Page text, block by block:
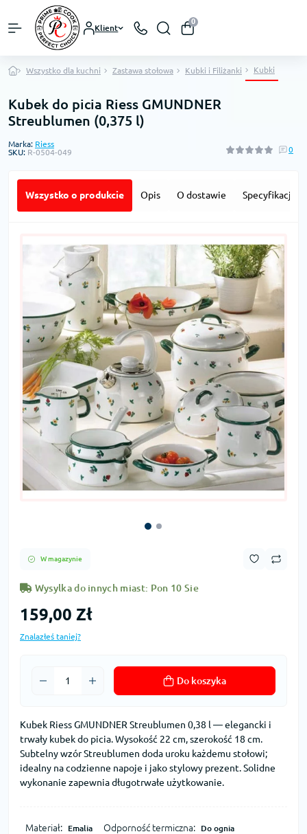
Klient
0
Wszystko dla kuchni Zastawa stołowa Kubki i Filiżanki Kubki
Kubek do picia Riess GMUNDNER
Streublumen (0,375 l)
Marka: Riess
SKU: R-0504-049 0
Wszystko o produkcie Opis O dostawie Specyfikacja
W magazynie
Wysylka do innych miast: Pon 10 Sie
159,00 Zł
Znalazłeś taniej?
Do koszyka
Kubek Riess GMUNDNER Streublumen 0,38 l — elegancki i
trwały kubek do picia. Wysokość 22 cm, szerokość 18 cm.
Subtelny wzór Streublumen doda uroku każdemu stołowi;
idealny na codzienne napoje i jako stylowy prezent. Solidne
wykonanie zapewnia długotrwałe użytkowanie.
Materiał: Emalia Odporność termiczna: Do ognia